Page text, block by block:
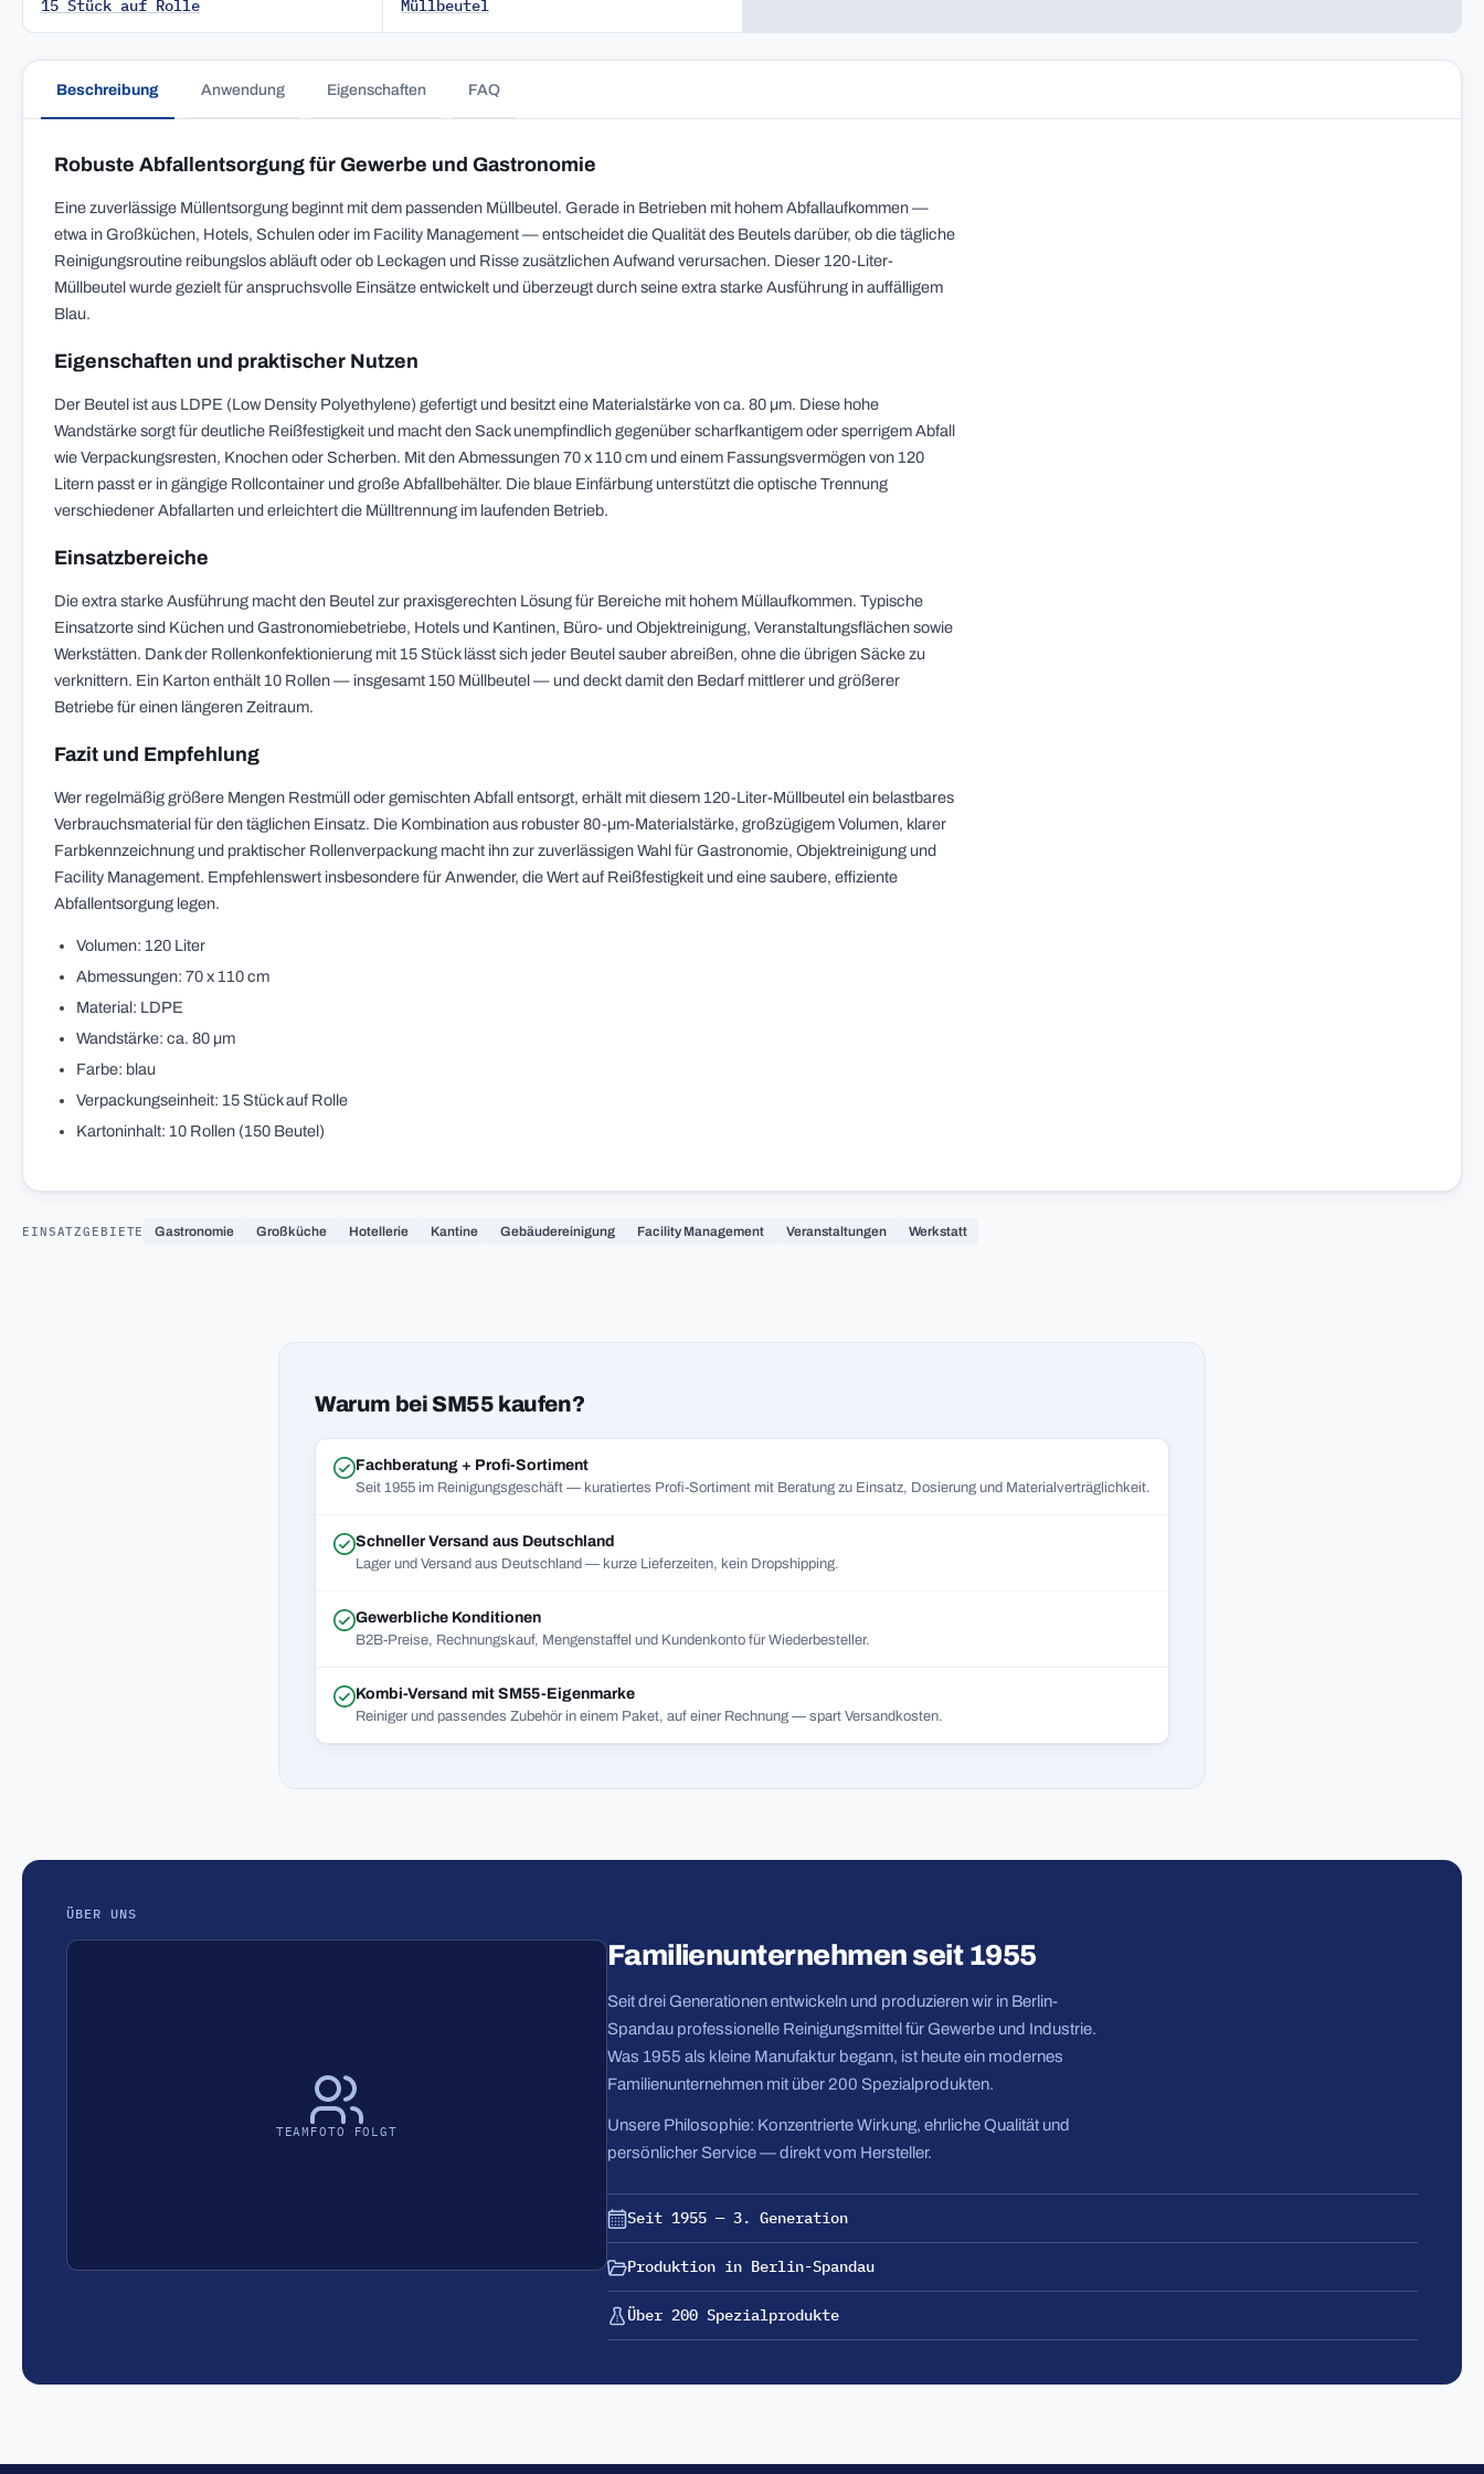
15 Stück auf Rolle Müllbeutel
Beschreibung Anwendung Eigenschaften FAQ
Robuste Abfallentsorgung für Gewerbe und Gastronomie
Eine zuverlässige Müllentsorgung beginnt mit dem passenden Müllbeutel. Gerade in Betrieben mit hohem Abfallaufkommen —
etwa in Großküchen, Hotels, Schulen oder im Facility Management — entscheidet die Qualität des Beutels darüber, ob die tägliche
Reinigungsroutine reibungslos abläuft oder ob Leckagen und Risse zusätzlichen Aufwand verursachen. Dieser 120-Liter-
Müllbeutel wurde gezielt für anspruchsvolle Einsätze entwickelt und überzeugt durch seine extra starke Ausführung in auffälligem
Blau.
Eigenschaften und praktischer Nutzen
Der Beutel ist aus LDPE (Low Density Polyethylene) gefertigt und besitzt eine Materialstärke von ca. 80 µm. Diese hohe
Wandstärke sorgt für deutliche Reißfestigkeit und macht den Sack unempfindlich gegenüber scharfkantigem oder sperrigem Abfall
wie Verpackungsresten, Knochen oder Scherben. Mit den Abmessungen 70 x 110 cm und einem Fassungsvermögen von 120
Litern passt er in gängige Rollcontainer und große Abfallbehälter. Die blaue Einfärbung unterstützt die optische Trennung
verschiedener Abfallarten und erleichtert die Mülltrennung im laufenden Betrieb.
Einsatzbereiche
Die extra starke Ausführung macht den Beutel zur praxisgerechten Lösung für Bereiche mit hohem Müllaufkommen. Typische
Einsatzorte sind Küchen und Gastronomiebetriebe, Hotels und Kantinen, Büro- und Objektreinigung, Veranstaltungsflächen sowie
Werkstätten. Dank der Rollenkonfektionierung mit 15 Stück lässt sich jeder Beutel sauber abreißen, ohne die übrigen Säcke zu
verknittern. Ein Karton enthält 10 Rollen — insgesamt 150 Müllbeutel — und deckt damit den Bedarf mittlerer und größerer
Betriebe für einen längeren Zeitraum.
Fazit und Empfehlung
Wer regelmäßig größere Mengen Restmüll oder gemischten Abfall entsorgt, erhält mit diesem 120-Liter-Müllbeutel ein belastbares
Verbrauchsmaterial für den täglichen Einsatz. Die Kombination aus robuster 80-µm-Materialstärke, großzügigem Volumen, klarer
Farbkennzeichnung und praktischer Rollenverpackung macht ihn zur zuverlässigen Wahl für Gastronomie, Objektreinigung und
Facility Management. Empfehlenswert insbesondere für Anwender, die Wert auf Reißfestigkeit und eine saubere, effiziente
Abfallentsorgung legen.
Volumen: 120 Liter
Abmessungen: 70 x 110 cm
Material: LDPE
Wandstärke: ca. 80 µm
Farbe: blau
Verpackungseinheit: 15 Stück auf Rolle
Kartoninhalt: 10 Rollen (150 Beutel)
EINSATZGEBIETE Gastronomie Großküche Hotellerie Kantine Gebäudereinigung Facility Management Veranstaltungen Werkstatt
Warum bei SM55 kaufen?
Fachberatung + Profi-Sortiment
Seit 1955 im Reinigungsgeschäft — kuratiertes Profi-Sortiment mit Beratung zu Einsatz, Dosierung und Materialverträglichkeit.
Schneller Versand aus Deutschland
Lager und Versand aus Deutschland — kurze Lieferzeiten, kein Dropshipping.
Gewerbliche Konditionen
B2B-Preise, Rechnungskauf, Mengenstaffel und Kundenkonto für Wiederbesteller.
Kombi-Versand mit SM55-Eigenmarke
Reiniger und passendes Zubehör in einem Paket, auf einer Rechnung — spart Versandkosten.
ÜBER UNS
TEAMFOTO FOLGT
Familienunternehmen seit 1955
Seit drei Generationen entwickeln und produzieren wir in Berlin-
Spandau professionelle Reinigungsmittel für Gewerbe und Industrie.
Was 1955 als kleine Manufaktur begann, ist heute ein modernes
Familienunternehmen mit über 200 Spezialprodukten.
Unsere Philosophie: Konzentrierte Wirkung, ehrliche Qualität und
persönlicher Service — direkt vom Hersteller.
Seit 1955 — 3. Generation
Produktion in Berlin-Spandau
Über 200 Spezialprodukte